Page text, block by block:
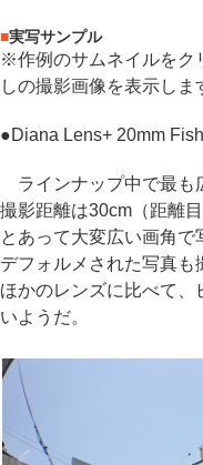
■実写サンプル
※作例のサムネイルをク
しの撮影画像を表示しま
●Diana Lens+ 20mm
ラインナップ中で最も
撮影距離は30cm（距離
とあって大変広い画角
デフォルメされた写真も
ほかのレンズに比べて、
いようだ。